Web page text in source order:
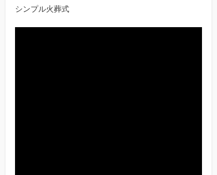
シンプル火葬式